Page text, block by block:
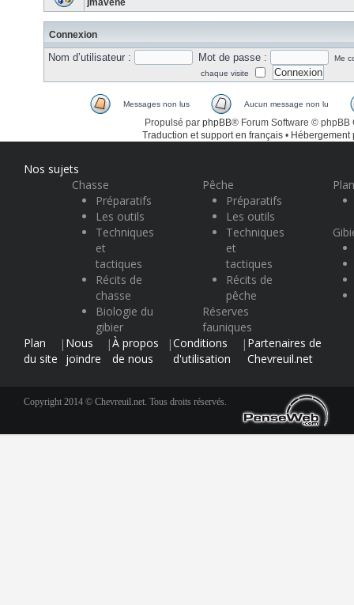
jmavene
Connexion
Nom d’utilisateur : Mot de passe :
Me
chaque visite
Messages non lus Aucun message non lu
Propulsé par phpBB® Forum Software © phpBB
Traduction et support en français • Hébergement
Nos sujets
Chasse
Préparatifs
Les outils
Techniques
et
tactiques
Récits de
chasse
Biologie du
gibier
Pêche
Préparatifs
Les outils
Techniques
et
tactiques
Récits de
pêche
Réserves
fauniques
Plan
du site
| Nous
joindre
|À propos
de nous
|Conditions
d'utilisation
| Partenaires de
Chevreuil.net
Copyright 2014 © Chevreuil.net. Tous droits réservés.